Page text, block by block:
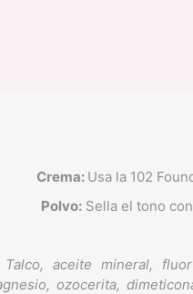
Crema: Usa la 102
Polvo: Sella el tono
Talco, aceite mineral,
ozocerita,